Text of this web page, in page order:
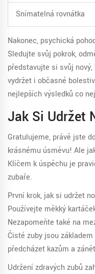
Snímatelná rovnátka
Nakonec, psychická
Sledujte svůj pokrok,
představujte si svůj
vydržet i občasné
nejlepších výsledků co
Jak Si Udržet
Gratulujeme, právě jste
krásnému úsměvu! Ale
Klíčem k úspěchu je
zubaře.
První krok, jak si udržet
Používejte měkký
Nezapomeňte také na
Čisté zuby jsou
předcházet kazům a
Udržení zdravých zubů